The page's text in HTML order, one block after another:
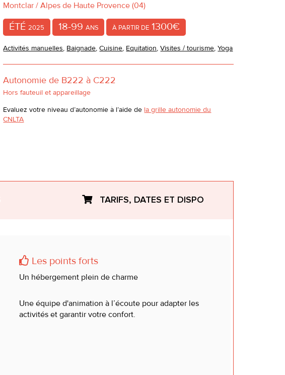
Montclar / Alpes de Haute Provence (04)
ÉTÉ2025 18-99 ANS À PARTIR DE1300€
Activités manuelles, Baignade,Cuisine, Equitation,Visites / tourisme,Yoga
Autonomie de B222 à C222
Hors fauteuil et appareillage
Evaluez votre niveau d’autonomie à l’aide de la grille autonomie du
CNLTA
TARIFS, DATES ET DISPO
Les points forts
Un hébergement plein de charme
Une équipe d'animation à l’écoute pour adapter les
activités et garantir votre confort.